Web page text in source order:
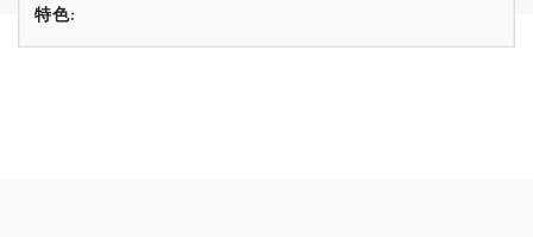
特色: